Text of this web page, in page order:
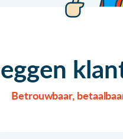
Betrouwbaar,